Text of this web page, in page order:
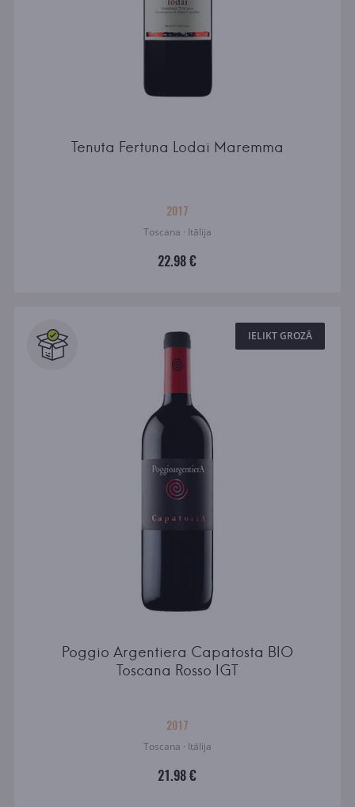
Tenuta Fertuna Lodai Maremma
2017
Toscana · Itālija
22.98 €
IELIKT GROZĀ
Poggio Argentiera Capatosta BIO
Toscana Rosso IGT
2017
Toscana · Itālija
21.98 €